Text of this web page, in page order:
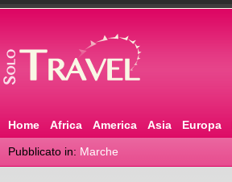
Home Africa America Asia Europa
Pubblicato in: Marche